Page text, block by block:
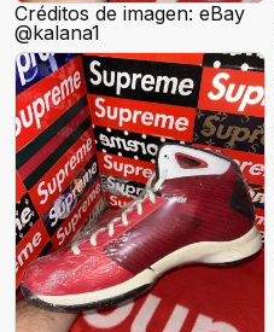
Créditos de imagen: eBay
@kalana1